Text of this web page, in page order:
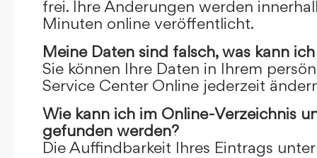
frei. Ihre Änderungen werden
Minuten online veröffentlicht.
Meine Daten sind falsch, was kann
Sie können Ihre Daten in Ihrem
Service Center Online jederzeit
Wie kann ich im Online-Verzeichnis
gefunden werden?
Die Auffindbarkeit Ihres Eintrags